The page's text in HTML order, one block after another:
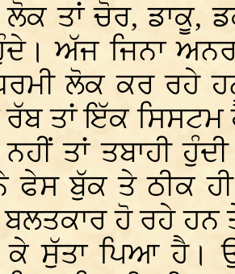
ਲੋਕ ਤਾਂ ਚੋਰ, ਡਾਕੂ,
ਅੱਜ ਜਿਨਾ
ਲੋਕ ਕਰ ਰਹੇ
ਰੱਬ ਤਾਂ ਇੱਕ
ਨਹੀਂ ਤਾਂ ਤਬਾਹੀ
ਫੇਸ ਬੁੱਕ ਤੇ ਠੀਕ
ਬਲਤਕਾਰ ਹੋ ਰਹੇ
ਕੇ ਸੁੱਤਾ ਪਿਆ ਹੈ।